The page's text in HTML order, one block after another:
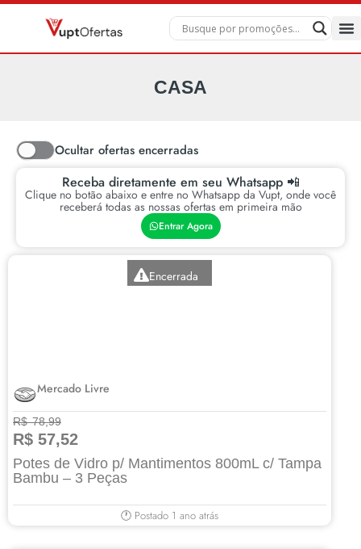
CASA
Ocultar ofertas encerradas
Receba diretamente em seu Whatsapp 📲
Clique no botão abaixo e entre no Whatsapp da Vupt, onde você
receberá todas as nossas ofertas em primeira mão
Entrar Agora
Encerrada
Mercado Livre
R$ 78,99
R$ 57,52
Potes de Vidro p/ Mantimentos 800mL c/ Tampa
Bambu – 3 Peças
🕐 Postado 1 ano atrás